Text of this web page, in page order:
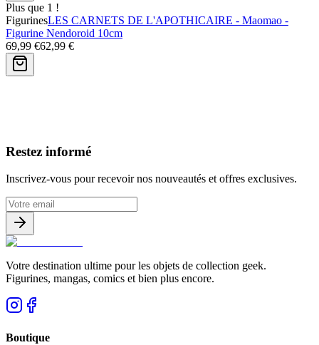
Plus que 1 !
FigurinesLES CARNETS DE L'APOTHICAIRE - Maomao -
Figurine Nendoroid 10cm
69,99 €62,99 €
Restez informé
Inscrivez-vous pour recevoir nos nouveautés et offres exclusives.
Votre destination ultime pour les objets de collection geek.
Figurines, mangas, comics et bien plus encore.
Boutique